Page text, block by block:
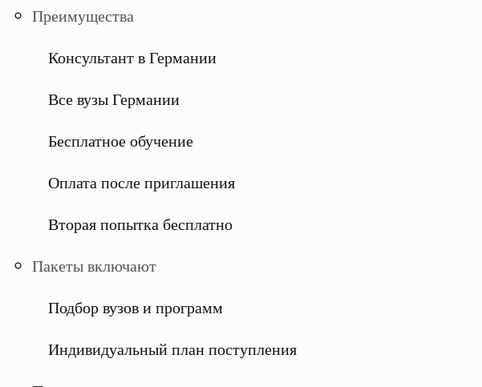
Преимущества
Консультант в Германии
Все вузы Германии
Бесплатное обучение
Оплата после приглашения
Вторая попытка бесплатно
Пакеты включают
Подбор вузов и программ
Индивидуальный план поступления